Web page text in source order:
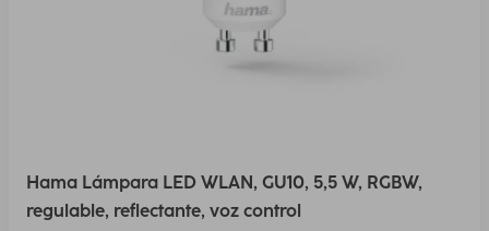
Hama Lámpara LED WLAN, GU10, 5,5 W, RGBW,
regulable, reflectante, voz control